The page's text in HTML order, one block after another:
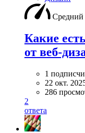
Средний
Какие
от веб-
1
22 окт.
286
2
ответа